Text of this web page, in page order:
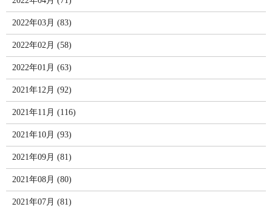
2022年03月 (83)
2022年02月 (58)
2022年01月 (63)
2021年12月 (92)
2021年11月 (116)
2021年10月 (93)
2021年09月 (81)
2021年08月 (80)
2021年07月 (81)